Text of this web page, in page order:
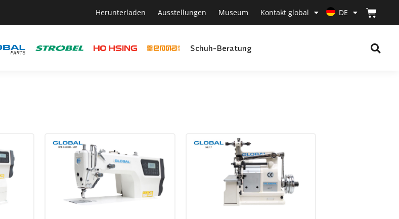
Herunterladen Ausstellungen Museum Kontakt global DE
Schuh-Beratung